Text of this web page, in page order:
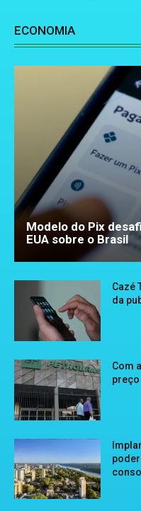
ECONOMIA
Modelo do Pix
EUA sobre o Brasil
Cazé
da
Com